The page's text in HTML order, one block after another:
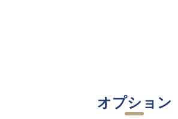
オプション